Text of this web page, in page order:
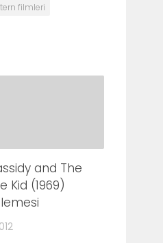
filmleri
and The
Kid (1969)